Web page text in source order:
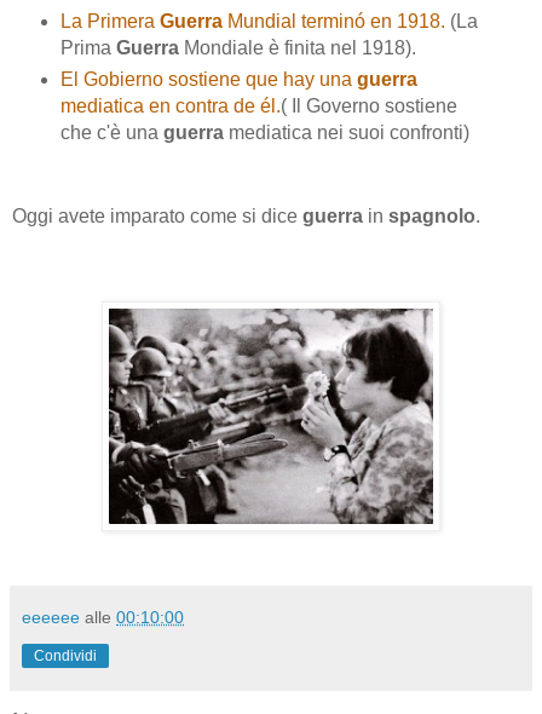
La Primera GuerraMundial terminó en 1918. (La
Prima GuerraMondiale è finita nel 1918).
El Gobierno sostiene que hay una guerra
mediatica en contra de él.( Il Governo sostiene
che c'è una guerramediatica nei suoi confronti)
Oggi avete imparato come si dice guerra in spagnolo.
eeeeee alle 00:10:00
Condividi